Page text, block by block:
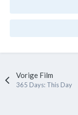
Vorige Film
365 Days: This Day